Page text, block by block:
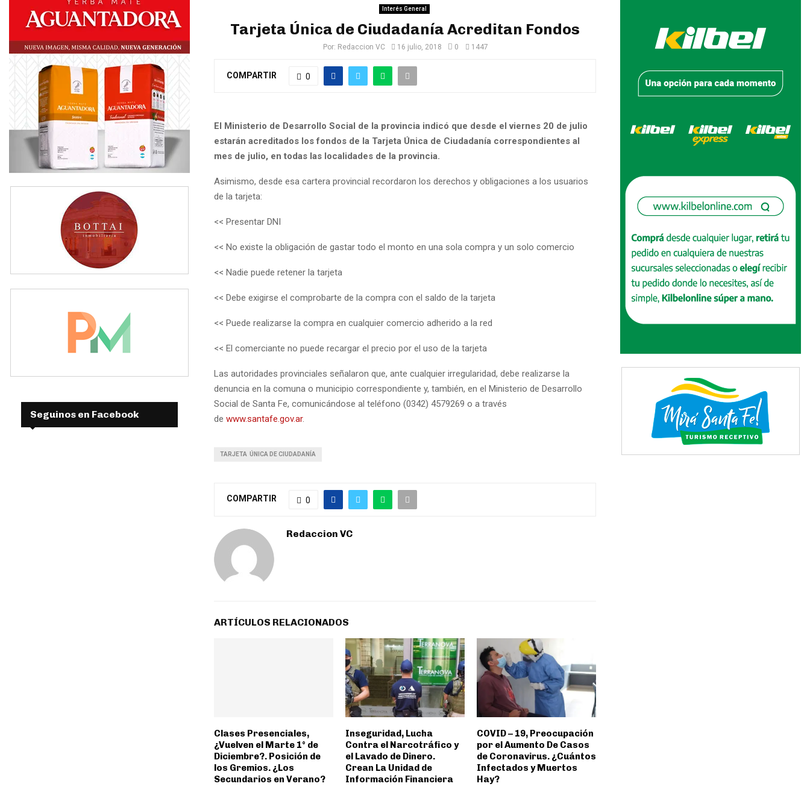
Interés General
Tarjeta Única de Ciudadanía Acreditan Fondos
Por: Redaccion VC 16 julio, 2018 0 1447
COMPARTIR 0
El Ministerio de Desarrollo Social de la provincia indicó que desde el viernes 20 de julio
estarán acreditados los fondos de la Tarjeta Única de Ciudadanía correspondientes al
mes de julio, en todas las localidades de la provincia.
Asimismo, desde esa cartera provincial recordaron los derechos y obligaciones a los usuarios
de la tarjeta:
<< Presentar DNI
<< No existe la obligación de gastar todo el monto en una sola compra y un solo comercio
<< Nadie puede retener la tarjeta
<< Debe exigirse el comprobarte de la compra con el saldo de la tarjeta
<< Puede realizarse la compra en cualquier comercio adherido a la red
<< El comerciante no puede recargar el precio por el uso de la tarjeta
Las autoridades provinciales señalaron que, ante cualquier irregularidad, debe realizarse la
denuncia en la comuna o municipio correspondiente y, también, en el Ministerio de Desarrollo
Social de Santa Fe, comunicándose al teléfono (0342) 4579269 o a través
de www.santafe.gov.ar.
TARJETA ÚNICA DE CIUDADANÍA
COMPARTIR 0
Redaccion VC
ARTÍCULOS RELACIONADOS
Clases Presenciales,
¿Vuelven el Marte 1° de
Diciembre?. Posición de
los Gremios. ¿Los
Secundarios en Verano?
Inseguridad, Lucha
Contra el Narcotráfico y
el Lavado de Dinero.
Crean La Unidad de
Información Financiera
COVID – 19, Preocupación
por el Aumento De Casos
de Coronavirus. ¿Cuántos
Infectados y Muertos
Hay?
Seguinos en Facebook